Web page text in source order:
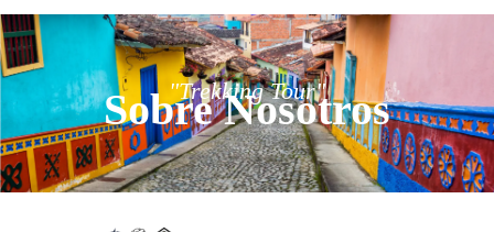
"Trekking Tour"
Sobre Nosotros